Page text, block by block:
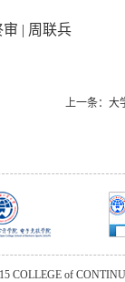
审 | 周联兵
上一条： 大
COLLEGE of